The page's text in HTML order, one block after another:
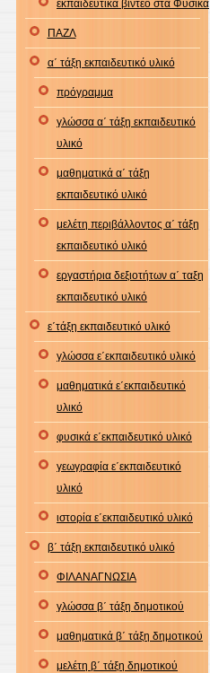
εκπαιδευτικά βίντεο στα Φυσικά
ΠΑΖΛ
α΄ τάξη εκπαιδευτικό υλικό
πρόγραμμα
γλώσσα α΄ τάξη εκπαιδευτικό
υλικό
μαθηματικά α΄ τάξη
εκπαιδευτικό υλικό
μελέτη περιβάλλοντος α΄ τάξη
εκπαιδευτικό υλικό
εργαστήρια δεξιοτήτων α΄ ταξη
εκπαιδευτικό υλικό
ε΄τάξη εκπαιδευτικό υλικό
γλώσσα ε΄εκπαιδευτικό υλικό
μαθηματικά ε΄εκπαιδευτικό
υλικό
φυσικά ε΄εκπαιδευτικό υλικό
γεωγραφία ε΄εκπαιδευτικό
υλικό
ιστορία ε΄εκπαιδευτικό υλικό
β΄ τάξη εκπαιδευτικό υλικό
ΦΙΛΑΝΑΓΝΩΣΙΑ
γλώσσα β΄ τάξη δημοτικού
μαθηματικά β΄ τάξη δημοτικού
μελέτη β΄ τάξη δημοτικού